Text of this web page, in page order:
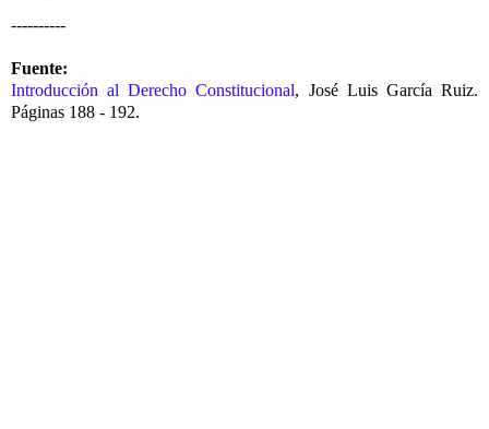
----------
Fuente:
Introducción al Derecho Constitucional, José Luis García Ruiz.
Páginas 188 - 192.